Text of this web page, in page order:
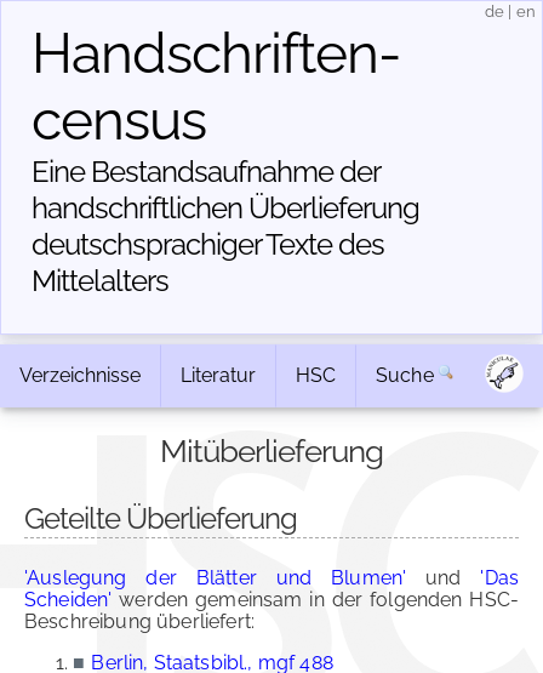
Handschriften­
census
Eine Bestandsaufnahme der
handschriftlichen Über­lieferung
deutschsprachiger Texte des
Mittelalters
de en
Verzeichnisse Literatur HSC Suche
Mitüberlieferung
Geteilte Überlieferung
'Auslegung der Blätter und Blumen' und 'Das
Scheiden' werden gemeinsam in der folgenden HSC-
Beschreibung überliefert:
■ Berlin, Staatsbibl., mgf 488